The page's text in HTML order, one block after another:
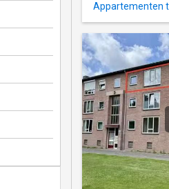
Appartementen